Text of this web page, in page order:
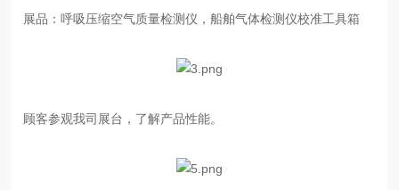
展品：呼吸压缩空气质量检测仪，船舶气体检测仪校准工具箱
顾客参观我司展台，了解产品性能。